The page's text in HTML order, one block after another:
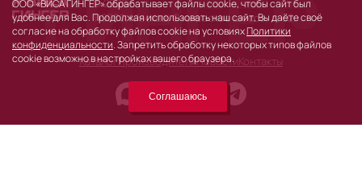
© 2026 г.
119530, Москва, Очаковское шоссе, д. 32.
КаталогПроизводителиНовостиКонтакты
ООО «ВИСА ГИНГЕР» обрабатывает файлы cookie, чтобы сайт был
удобнее для Вас. Продолжая использовать наш сайт, Вы даёте своё
согласие на обработку файлов cookie на условияхПолитики
конфиденциальности. Запретить обработку некоторых типов файлов
cookie возможно в настройках вашего браузера.
Соглашаюсь